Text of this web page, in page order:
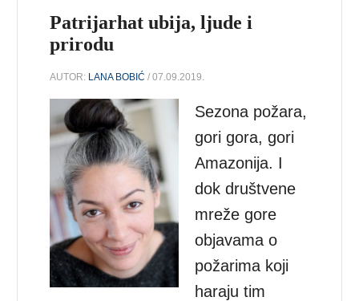
Patrijarhat ubija, ljude i
prirodu
AUTOR: LANA BOBIĆ / 07.09.2019.
Sezona požara,
gori gora, gori
Amazonija. I
dok društvene
mreže gore
objavama o
požarima koji
haraju tim